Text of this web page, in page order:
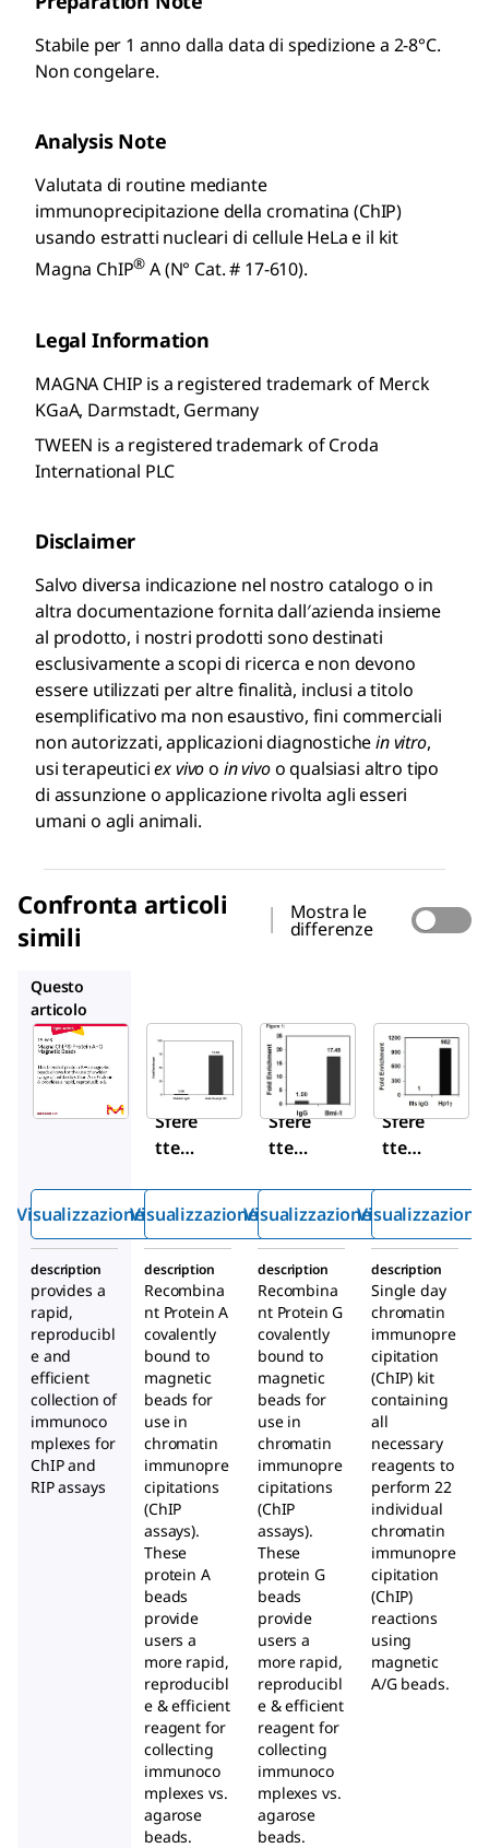
Stabile per 1 anno dalla data di spedizione a 2-8°C.
Non congelare.
Analysis Note
Valutata di routine mediante
immunoprecipitazione della cromatina (ChIP)
usando estratti nucleari di cellule HeLa e il kit
Magna ChIP® A (N° Cat. # 17-610).
Legal Information
MAGNA CHIP is a registered trademark of Merck
KGaA, Darmstadt, Germany
TWEEN is a registered trademark of Croda
International PLC
Disclaimer
Salvo diversa indicazione nel nostro catalogo o in
altra documentazione fornita dall′azienda insieme
al prodotto, i nostri prodotti sono destinati
esclusivamente a scopi di ricerca e non devono
essere utilizzati per altre finalità, inclusi a titolo
esemplificativo ma non esaustivo, fini commerciali
non autorizzati, applicazioni diagnostichein vitro,
usi terapeuticiex vivoo in vivoo qualsiasi altro tipo
di assunzione o applicazione rivolta agli esseri
umani o agli animali.
Confronta articoli
simili
Mostra le
differenze
Questo
articolo
Aldrich
16-
663
Sfere
tte
he
Mag
na
ChIP
legat
e a
prot
eina
A+G
Visualizzazione rapida
Sigma-
Aldrich
16-
661
Sfere
tte
he
Mag
na
ChIP
legat
e a
prot
eina
G
Visualizzazione rapida
Sigma-
Aldrich
16-
662
Sfere
tte
he
Mag
na
ChIP
legat
e a
prot
eina
G
Visualizzazione rapida
description
provides a
rapid,
reproducibl
e and
efficient
collection of
immunoco
mplexes for
ChIP and
RIP assays
description
Recombina
nt Protein A
covalently
bound to
magnetic
beads for
use in
chromatin
immunopre
cipitations
(ChIP
assays).
These
protein A
beads
provide
users a
more rapid,
reproducibl
e & efficient
reagent for
collecting
immunoco
mplexes vs.
agarose
beads.
description
Recombina
nt Protein G
covalently
bound to
magnetic
beads for
use in
chromatin
immunopre
cipitations
(ChIP
assays).
These
protein G
beads
provide
users a
more rapid,
reproducibl
e & efficient
reagent for
collecting
immunoco
mplexes vs.
agarose
beads.
description
Single day
chromatin
immunopre
cipitation
(ChIP) kit
containing
all
necessary
reagents to
perform 22
individual
chromatin
immunopre
cipitation
(ChIP)
reactions
using
magnetic
A/G beads.